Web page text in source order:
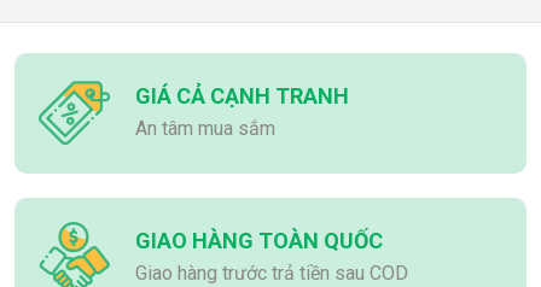
GIÁ CẢ CẠNH TRANH
An tâm mua sắm
GIAO HÀNG TOÀN QUỐC
Giao hàng trước trả tiền sau COD